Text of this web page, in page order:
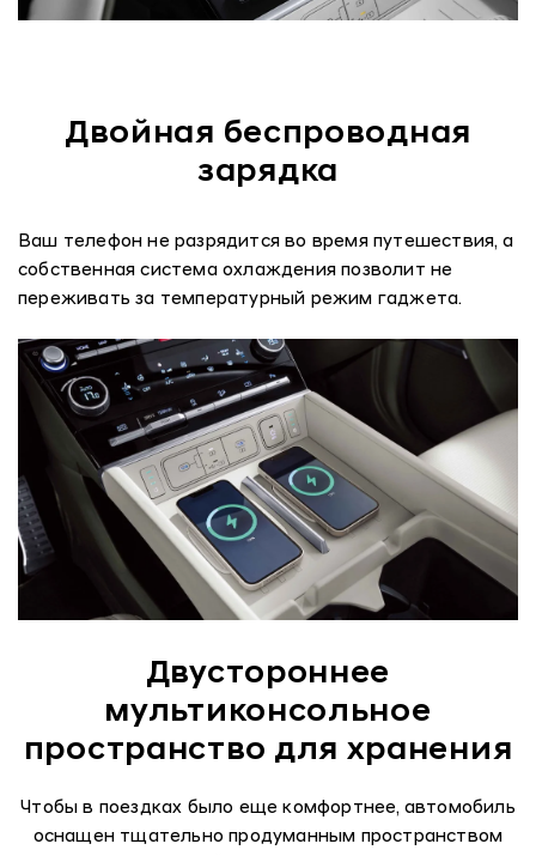
Двойная беспроводная
зарядка
Ваш телефон не разрядится во время путешествия, а
собственная система охлаждения позволит не
переживать за температурный режим гаджета.
Двустороннее
мультиконсольное
пространство для хранения
Чтобы в поездках было еще комфортнее, автомобиль
оснащен тщательно продуманным пространством